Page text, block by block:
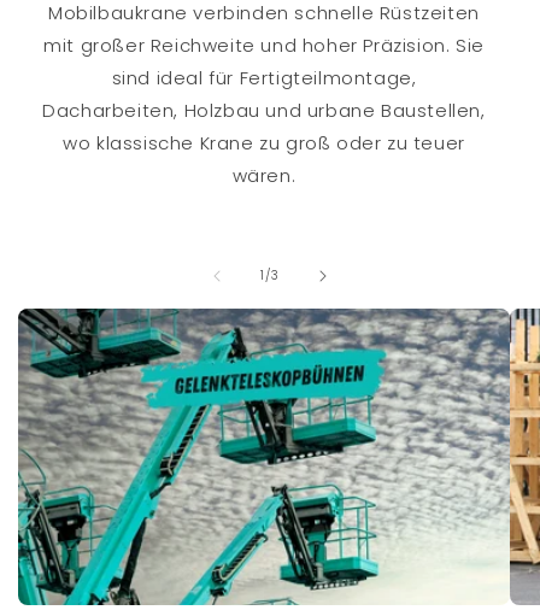
Mobilbaukrane verbinden schnelle Rüstzeiten
mit großer Reichweite und hoher Präzision. Sie
sind ideal für Fertigteilmontage,
Dacharbeiten, Holzbau und urbane Baustellen,
wo klassische Krane zu groß oder zu teuer
wären.
1/von
3